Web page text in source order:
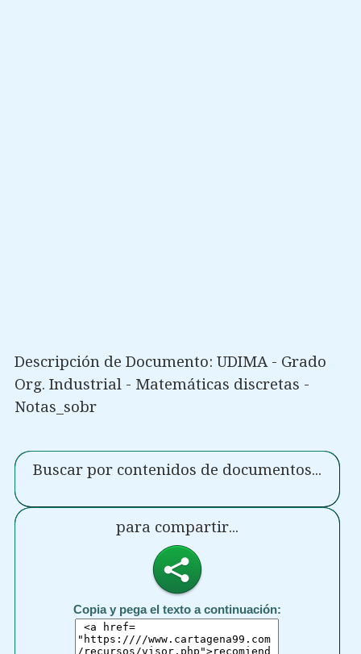
Descripción de Documento: UDIMA - Grado
Org. Industrial - Matemáticas discretas -
Notas_sobr
Buscar por contenidos de documentos...
para compartir...
Copia y pega el texto a continuación: